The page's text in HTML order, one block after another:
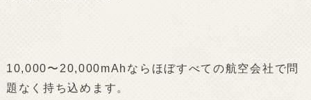
10,000〜20,000mAhならほぼすべての航空会社で問
題なく持ち込めます。